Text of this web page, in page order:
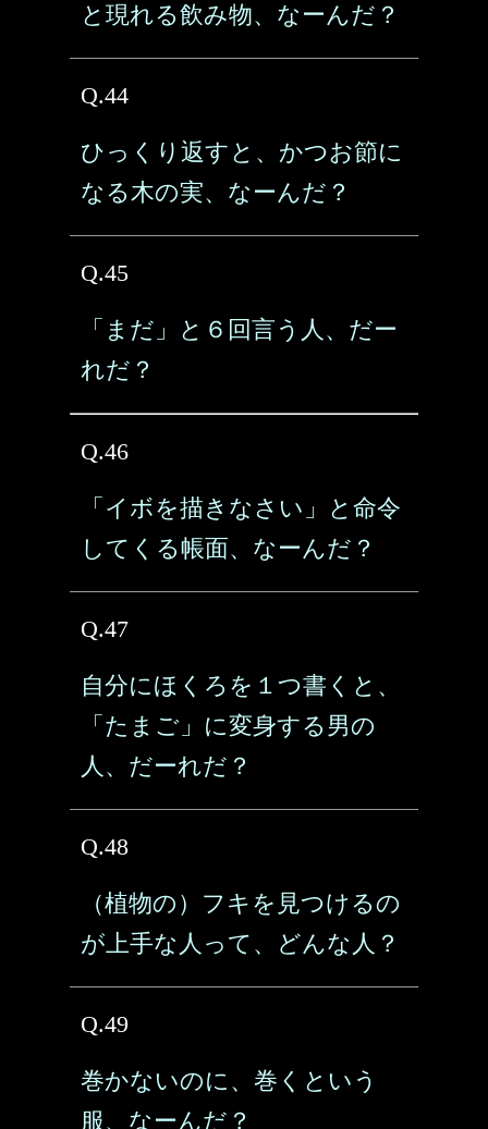
と現れる飲み物、なーんだ？
Q.44
ひっくり返すと、かつお節に
なる木の実、なーんだ？
Q.45
「まだ」と６回言う人、だー
れだ？
Q.46
「イボを描きなさい」と命令
してくる帳面、なーんだ？
Q.47
自分にほくろを１つ書くと、
「たまご」に変身する男の
人、だーれだ？
Q.48
（植物の）フキを見つけるの
が上手な人って、どんな人？
Q.49
巻かないのに、巻くという
服、なーんだ？